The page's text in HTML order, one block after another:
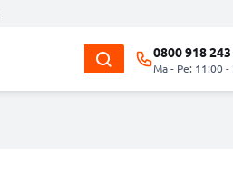
0800 918 243
Ma - Pe: 11:00 -